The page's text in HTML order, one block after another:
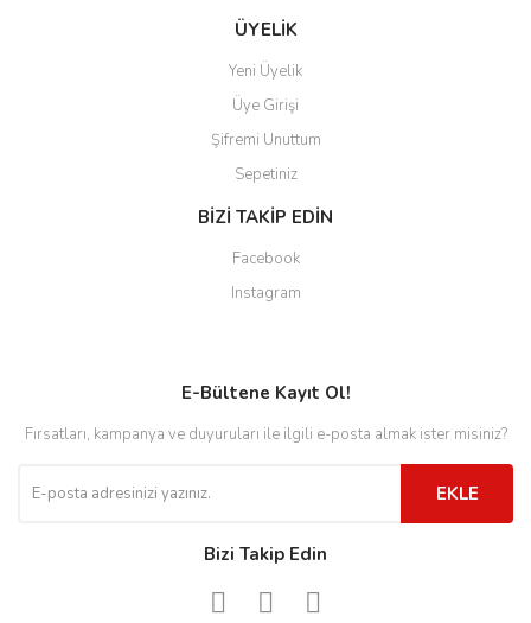
ÜYELİK
Yeni Üyelik
Üye Girişi
Şifremi Unuttum
Sepetiniz
BİZİ TAKİP EDİN
Facebook
Instagram
E-Bültene Kayıt Ol!
Fırsatları, kampanya ve duyuruları ile ilgili e-posta almak ister misiniz?
EKLE
Bizi Takip Edin